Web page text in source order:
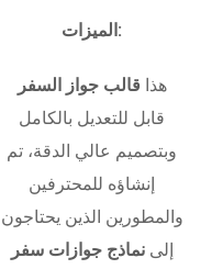
الميزات:
هذا قالب جواز السفر
قابل للتعديل بالكامل
وبتصميم عالي الدقة، تم
إنشاؤه للمحترفين
والمطورين الذين يحتاجون
إلىنماذج جوازات سفر